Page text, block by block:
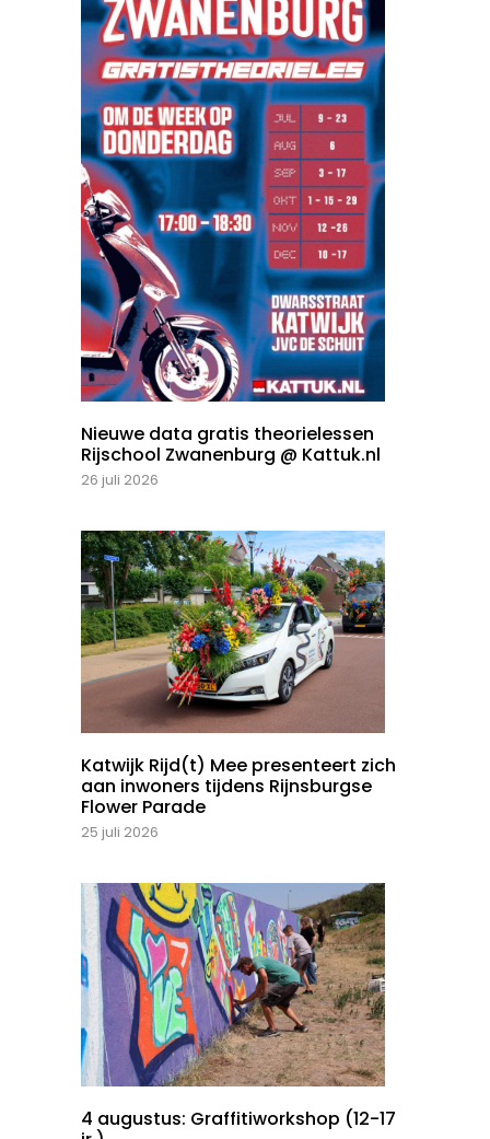
Nieuwe data gratis theorielessen
Rijschool Zwanenburg @ Kattuk.nl
26 juli 2026
Katwijk Rijd(t) Mee presenteert zich
aan inwoners tijdens Rijnsburgse
Flower Parade
25 juli 2026
4 augustus: Graffitiworkshop (12-17